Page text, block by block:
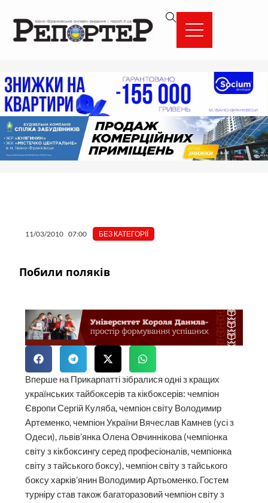
вмісту
11/03/2010 07:00 БЕЗ КАТЕГОРІЇ
Побили поляків
Вперше на Прикарпатті зібралися одні з кращих
українських тайбоксерів та кікбоксерів: чемпіон
Європи Сергій Куляба, чемпіон світу Володимир
Артеменко, чемпіон України Вячеслав Камнев (усі з
Одеси), львів’янка Олена Овчиннікова (чемпіонка
світу з кікбоксингу серед професіоналів, чемпіонка
світу з тайського боксу), чемпіон світу з тайського
боксу харків’янин Володимир Артьоменко. Гостем
турніру став також багаторазовий чемпіон світу з